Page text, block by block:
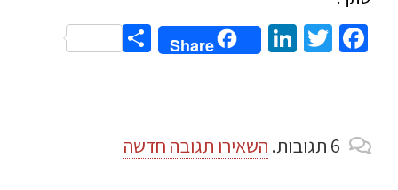
Facebook
Twitter
LinkedIn
Share
Share
6 תגובות. השאירו תגובה חדשה